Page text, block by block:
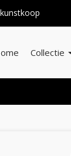
Collectie